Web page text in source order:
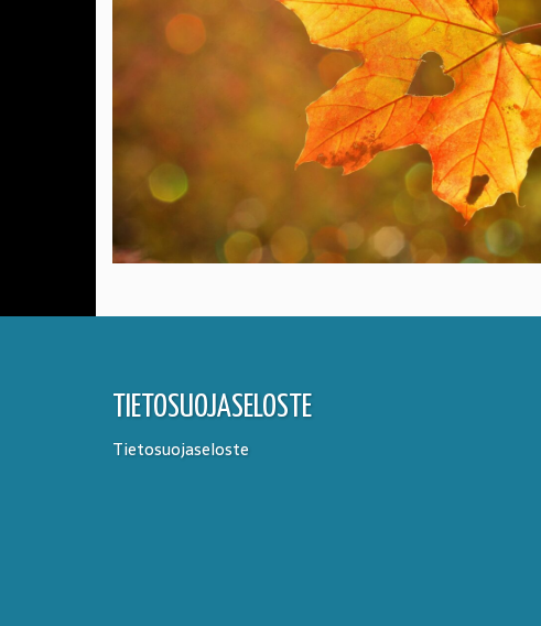
TIETOSUOJASELOSTE
Tietosuojaseloste